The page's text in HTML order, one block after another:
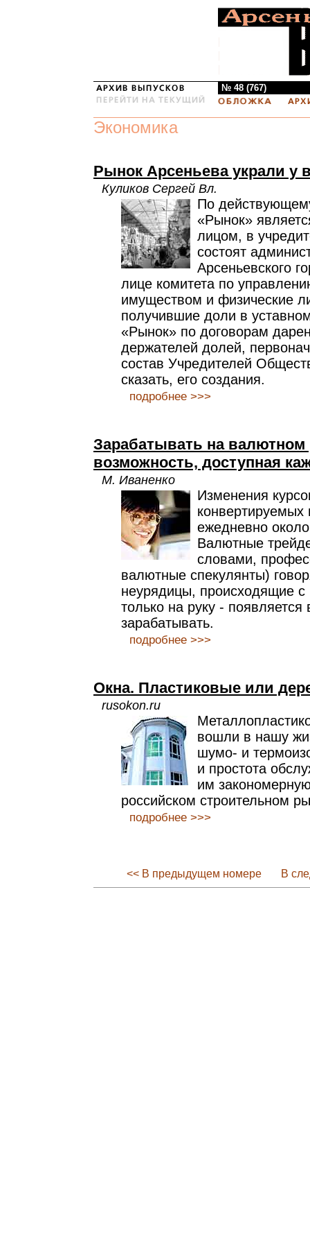
№ 48 (767)
Экономика
Рынок Арсеньева украли у
Куликов Сергей Вл.
По
«Рынок»
лицом, в
состоят
Арсеньевского
лице комитета по
имуществом и физические
получившие доли в
«Рынок» по договорам
держателей долей,
состав Учредителей
сказать, его создания.
подробнее >>>
Зарабатывать на валютном
возможность, доступная
М. Иваненко
Изменения
конвертируемых
ежедневно
Валютные
словами,
валютные спекулянты)
неурядицы, происходящие
только на руку -
зарабатывать.
подробнее >>>
Окна. Пластиковые или
rusokon.ru
вошли в нашу
шумо- и
и простота
им
российском строительном
подробнее >>>
<< В предыдущем номере В